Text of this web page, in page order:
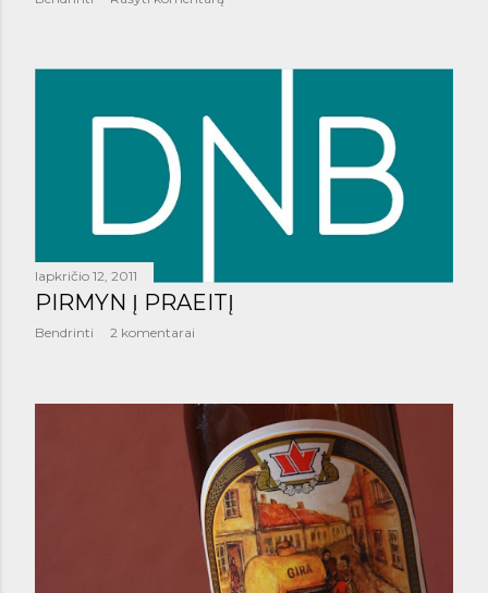
lapkričio 12, 2011
PIRMYN Į PRAEITĮ
Bendrinti 2 komentarai